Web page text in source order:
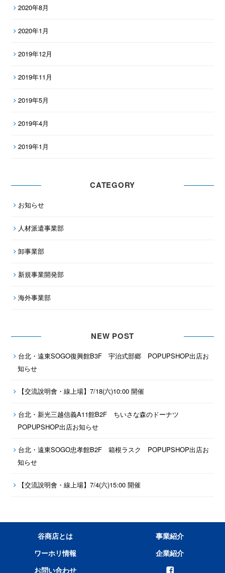
2020年8月
2020年1月
2019年12月
2019年11月
2019年5月
2019年4月
2019年1月
CATEGORY
お知らせ
人材派遣事業部
卸事業部
新規事業開発部
海外事業部
NEW POST
台北・遠東SOGO復興館B3F 宇治式部郷 POPUPSHOP出店お
知らせ
【交流說明會・線上場】7/18(六)10:00 開催
台北・新光三越信義A11館B2F ちいさな森のドーナツ
POPUPSHOP出店お知らせ
台北・遠東SOGO忠孝館B2F 箱根ラスク POPUPSHOP出店お
知らせ
【交流說明會・線上場】7/4(六)15:00 開催
谷商店とは
事業紹介
ワーホリ情報
企業紹介
お問い合わせ